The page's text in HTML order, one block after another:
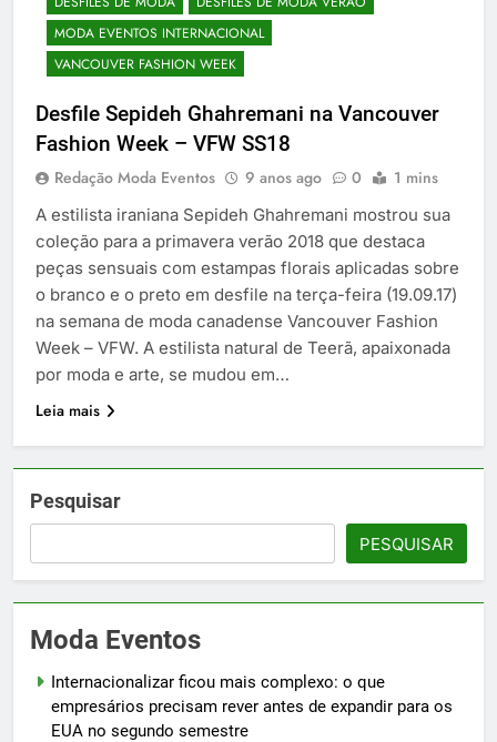
MODA EVENTOS INTERNACIONAL
VANCOUVER FASHION WEEK
Desfile Sepideh Ghahremani na Vancouver
Fashion Week – VFW SS18
Redação Moda Eventos 9 anos ago 0 1 mins
A estilista iraniana Sepideh Ghahremani mostrou sua
coleção para a primavera verão 2018 que destaca
peças sensuais com estampas florais aplicadas sobre
o branco e o preto em desfile na terça-feira (19.09.17)
na semana de moda canadense Vancouver Fashion
Week – VFW. A estilista natural de Teerã, apaixonada
por moda e arte, se mudou em…
Leia mais
Pesquisar
PESQUISAR
Moda Eventos
Internacionalizar ficou mais complexo: o que
empresários precisam rever antes de expandir para os
EUA no segundo semestre